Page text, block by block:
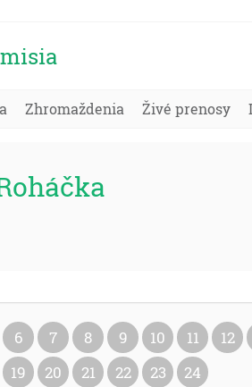
Zhromaždenia Živé prenosy
6 7 8 9 10 11 12
19 20 21 22 23 24